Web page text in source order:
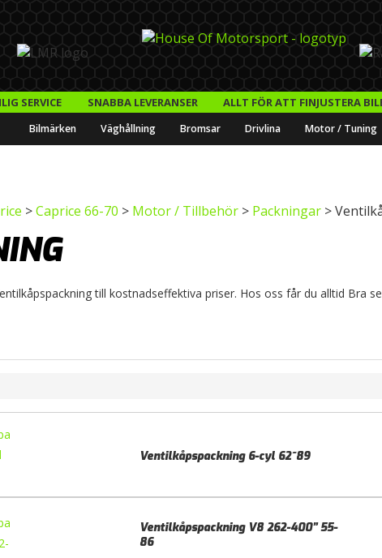
SERVICE SNABBA LEVERANSER ALLT FÖR ATT FINJUSTERA
Bilmärken Väghållning Bromsar Drivlina Motor / Tuning
>Caprice 66-70 > Motor / Tillbehör > Packningar >
till kostnadseffektiva priser. Hos oss får du alltid Bra
Ventilkåpspackning 6-cyl 62~89
Ventilkåpspackning V8 262-400” 55-
86